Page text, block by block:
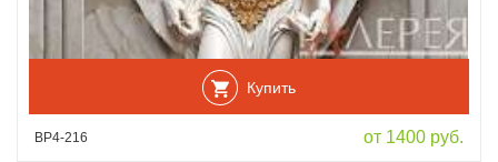
Купить
ВР4-216 от 1400 руб.